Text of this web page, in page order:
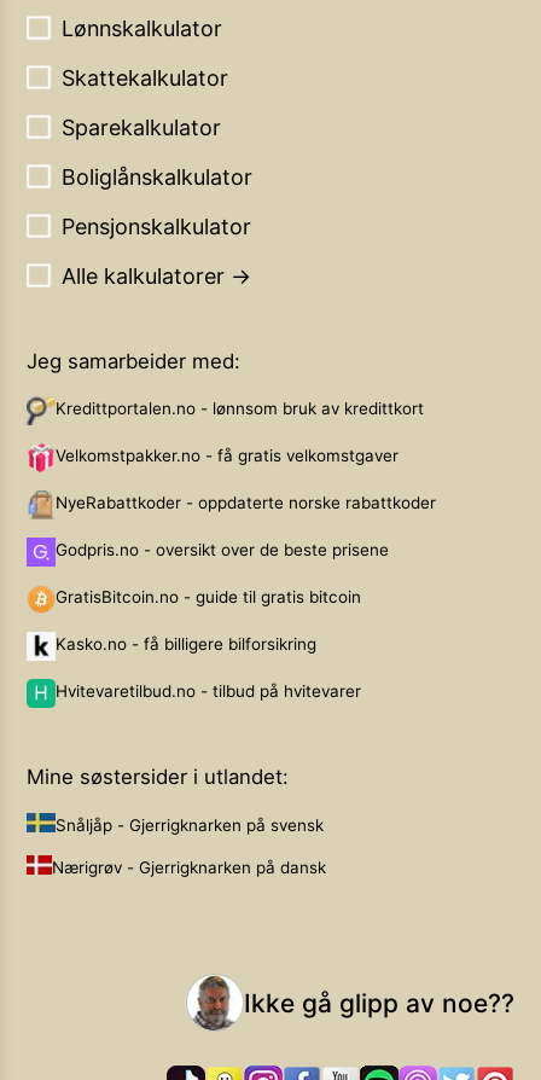
Lønnskalkulator
Skattekalkulator
Sparekalkulator
Boliglånskalkulator
Pensjonskalkulator
Alle kalkulatorer →
Jeg samarbeider med:
Kredittportalen.no - lønnsom bruk av kredittkort
Velkomstpakker.no - få gratis velkomstgaver
NyeRabattkoder - oppdaterte norske rabattkoder
Godpris.no - oversikt over de beste prisene
GratisBitcoin.no - guide til gratis bitcoin
Kasko.no - få billigere bilforsikring
Hvitevaretilbud.no - tilbud på hvitevarer
Mine søstersider i utlandet:
Snåljåp - Gjerrigknarken på svensk
Nærigrøv - Gjerrigknarken på dansk
Ikke gå glipp av noe??